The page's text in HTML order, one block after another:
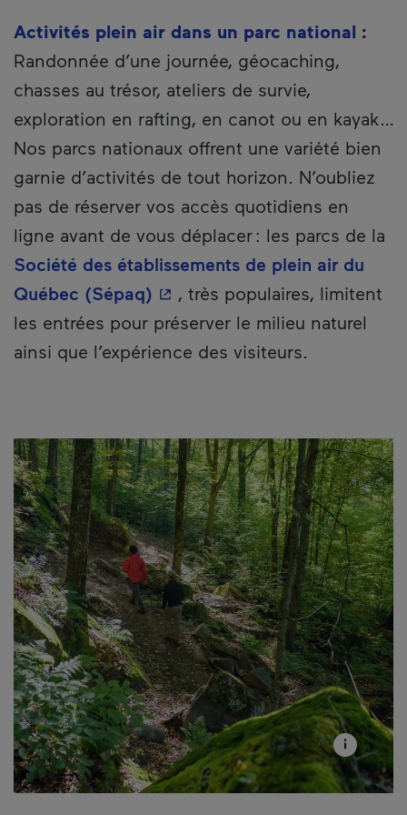
Activités plein air dans un parc national :
Randonnée d’une journée, géocaching,
chasses au trésor, ateliers de survie,
exploration en rafting, en canot ou en kayak…
Nos parcs nationaux offrent une variété bien
garnie d’activités de tout horizon. N’oubliez
pas de réserver vos accès quotidiens en
ligne avant de vous déplacer : les parcs de la
Société des établissements de plein air du
Québec (Sépaq) - Cet hyperlien s'ouvrira
, très populaires, limitent
les entrées pour préserver le milieu naturel
ainsi que l’expérience des visiteurs.